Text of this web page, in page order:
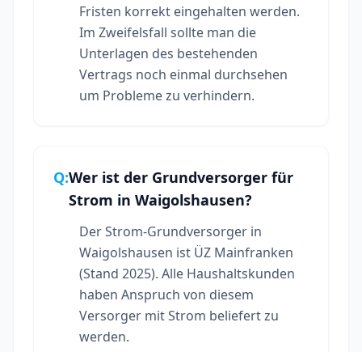
Fristen korrekt eingehalten werden.
Im Zweifelsfall sollte man die
Unterlagen des bestehenden
Vertrags noch einmal durchsehen
um Probleme zu verhindern.
Q:Wer ist der Grundversorger für
Strom in Waigolshausen?
Der Strom-Grundversorger in
Waigolshausen ist ÜZ Mainfranken
(Stand 2025). Alle Haushaltskunden
haben Anspruch von diesem
Versorger mit Strom beliefert zu
werden.